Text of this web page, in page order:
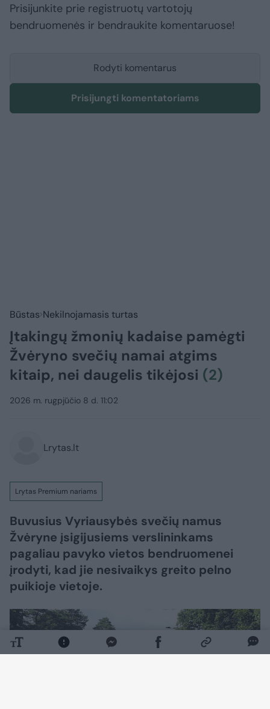
Prisijunkite prie registruotų vartotojų
bendruomenės ir bendraukite komentaruose!
Rodyti komentarus
Prisijungti komentatoriams
Būstas Nekilnojamasis turtas
Įtakingų žmonių kadaise pamėgti
Žvėryno svečių namai atgims
kitaip, nei daugelis tikėjosi (2)
2026 m. rugpjūčio 8 d. 11:02
Lrytas.lt
Lrytas Premium nariams
Buvusius Vyriausybės svečių namus
Žvėryne įsigijusiems verslininkams
pagaliau pavyko vietos bendruomenei
įrodyti, kad jie nesivaikys greito pelno
puikioje vietoje.